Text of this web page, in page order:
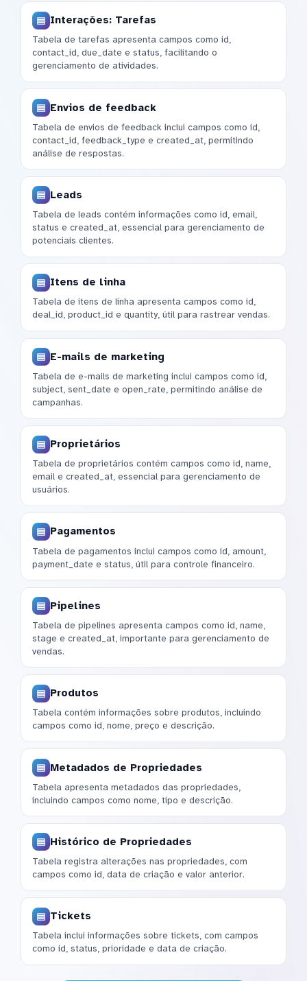
Interações: Tarefas
Tabela de tarefas apresenta campos como id,
contact_id, due_date e status, facilitando o
gerenciamento de atividades.
Envios de feedback
Tabela de envios de feedback inclui campos como id,
contact_id, feedback_type e created_at, permitindo
análise de respostas.
Leads
Tabela de leads contém informações como id, email,
status e created_at, essencial para gerenciamento de
potenciais clientes.
Itens de linha
Tabela de itens de linha apresenta campos como id,
deal_id, product_id e quantity, útil para rastrear vendas.
E-mails de marketing
Tabela de e-mails de marketing inclui campos como id,
subject, sent_date e open_rate, permitindo análise de
campanhas.
Proprietários
Tabela de proprietários contém campos como id, name,
email e created_at, essencial para gerenciamento de
usuários.
Pagamentos
Tabela de pagamentos inclui campos como id, amount,
payment_date e status, útil para controle financeiro.
Pipelines
Tabela de pipelines apresenta campos como id, name,
stage e created_at, importante para gerenciamento de
vendas.
Produtos
Tabela contém informações sobre produtos, incluindo
campos como id, nome, preço e descrição.
Metadados de Propriedades
Tabela apresenta metadados das propriedades,
incluindo campos como nome, tipo e descrição.
Histórico de Propriedades
Tabela registra alterações nas propriedades, com
campos como id, data de criação e valor anterior.
Tickets
Tabela inclui informações sobre tickets, com campos
como id, status, prioridade e data de criação.